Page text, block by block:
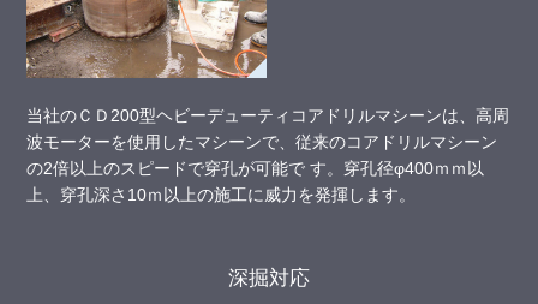
当社のＣＤ200型ヘビーデューティコアドリルマシーンは、高周
波モーターを使用したマシーンで、従来のコアドリルマシーン
の2倍以上のスピードで穿孔が可能で す。穿孔径φ400ｍｍ以
上、穿孔深さ10ｍ以上の施工に威力を発揮します。
深掘対応